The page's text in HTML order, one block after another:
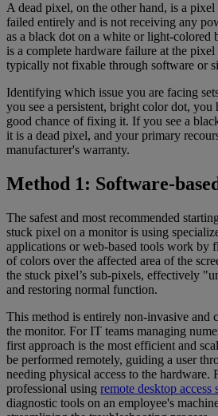
A dead pixel, on the other hand, is a pixel
failed entirely and is not receiving any
as a black dot on a white or light-colored
is a complete hardware failure at the
typically not fixable through software or
Identifying which issue you are facing
you see a persistent, bright color dot, you
good chance of fixing it. If you see a
it is a dead pixel, and your primary
manufacturer's warranty.
Method 1: Software-
The safest and most recommended
stuck pixel on a monitor is using
applications or web-based tools work by
of colors over the affected area of the
the stuck pixel’s sub-pixels, effectively
and restoring normal function.
This method is entirely non-invasive and
the monitor. For IT teams managing
first approach is the most efficient and
be performed remotely, guiding a user
needing physical access to the hardware.
professional using remote desktop access
diagnostic tools on an employee's